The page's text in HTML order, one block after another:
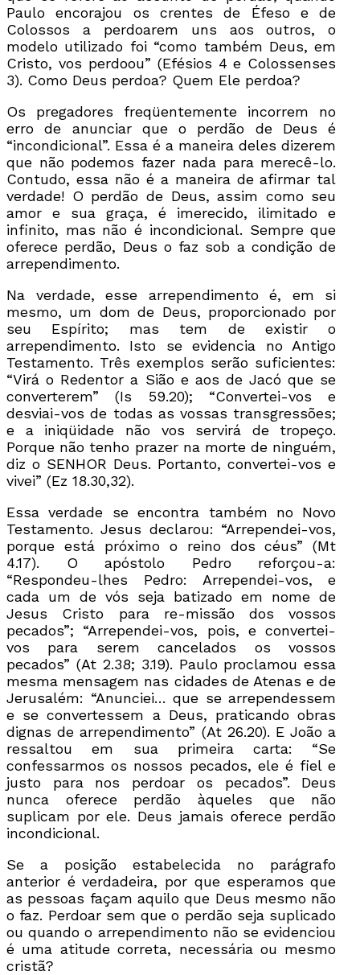
Paulo encorajou os crentes de Éfeso e de
Colossos a perdoarem uns aos outros, o
modelo utilizado foi “como também Deus, em
Cristo, vos perdoou” (Efésios 4 e Colossenses
3). Como Deus perdoa? Quem Ele perdoa?
Os pregadores freqüentemente incorrem no
erro de anunciar que o perdão de Deus é
“incondicional”. Essa é a maneira deles dizerem
que não podemos fazer nada para merecê-lo.
Contudo, essa não é a maneira de afirmar tal
verdade! O perdão de Deus, assim como seu
amor e sua graça, é imerecido, ilimitado e
infinito, mas não é incondicional. Sempre que
oferece perdão, Deus o faz sob a condição de
arrependimento.
Na verdade, esse arrependimento é, em si
mesmo, um dom de Deus, proporcionado por
seu Espírito; mas tem de existir o
arrependimento. Isto se evidencia no Antigo
Testamento. Três exemplos serão suficientes:
“Virá o Redentor a Sião e aos de Jacó que se
converterem” (Is 59.20); “Convertei-vos e
desviai-vos de todas as vossas transgressões;
e a iniqüidade não vos servirá de tropeço.
Porque não tenho prazer na morte de ninguém,
diz o SENHOR Deus. Portanto, convertei-vos e
vivei” (Ez 18.30,32).
Essa verdade se encontra também no Novo
Testamento. Jesus declarou: “Arrependei-vos,
porque está próximo o reino dos céus” (Mt
4.17). O apóstolo Pedro reforçou-a:
“Respondeu-lhes Pedro: Arrependei-vos, e
cada um de vós seja batizado em nome de
Jesus Cristo para re-missão dos vossos
pecados”; “Arrependei-vos, pois, e convertei-
vos para serem cancelados os vossos
pecados” (At 2.38; 3.19). Paulo proclamou essa
mesma mensagem nas cidades de Atenas e de
Jerusalém: “Anunciei… que se arrependessem
e se convertessem a Deus, praticando obras
dignas de arrependimento” (At 26.20). E João a
ressaltou em sua primeira carta: “Se
confessarmos os nossos pecados, ele é fiel e
justo para nos perdoar os pecados”. Deus
nunca oferece perdão àqueles que não
suplicam por ele. Deus jamais oferece perdão
incondicional.
Se a posição estabelecida no parágrafo
anterior é verdadeira, por que esperamos que
as pessoas façam aquilo que Deus mesmo não
o faz. Perdoar sem que o perdão seja suplicado
ou quando o arrependimento não se evidenciou
é uma atitude correta, necessária ou mesmo
cristã?